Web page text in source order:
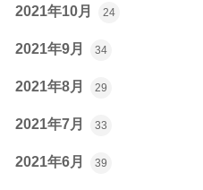
2021年10月 24
2021年9月 34
2021年8月 29
2021年7月 33
2021年6月 39